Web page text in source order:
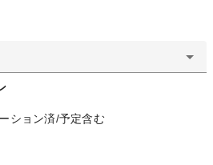
ション済/予定含む